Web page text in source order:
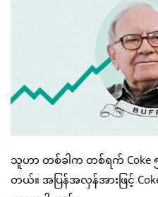
သူဟာ တစ်ခါက တစ်ရက် Coke
တယ်။ အပြန်အလှန်အားဖြင့်